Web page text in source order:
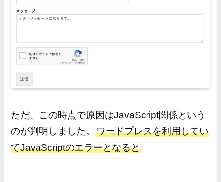
ただ、この時点で原因はJavaScript関係という
のが判明しました。ワードプレスを利用してい
てJavaScriptのエラーとなると